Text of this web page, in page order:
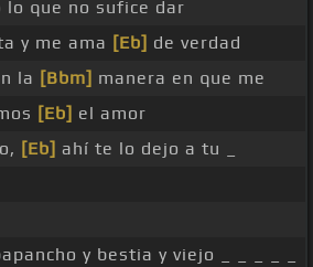
lo que no sufice dar
y me ama [Eb] de verdad
la [Bbm] manera en que me
[Eb] el amor
[Eb] ahí te lo dejo a tu _
y bestia y viejo _ _ _ _ _